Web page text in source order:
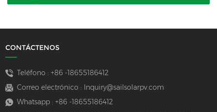
CONTÁCTENOS
Teléfono : +86 -18655186412
Correo electrónico :
Inquiry@sailsolarpv.com
Whatsapp : +86 -18655186412